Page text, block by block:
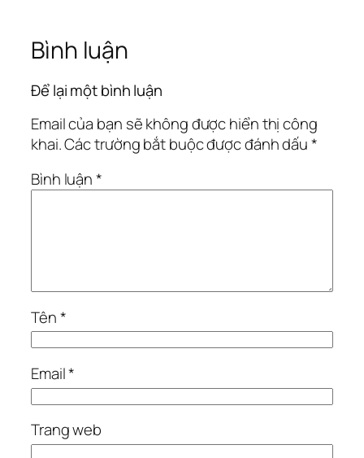
Bình luận
Để lại một bình luận
Email của bạn sẽ không được hiển thị công
khai.Các trường bắt buộc được đánh dấu*
Bình luận*
Tên*
Email*
Trang web